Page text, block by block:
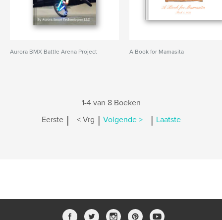
Aurora BMX Battle Arena Project A Book for Mamasita
1-4 van 8 Boeken
Eerste | < Vrg | Volgende > | Laatste